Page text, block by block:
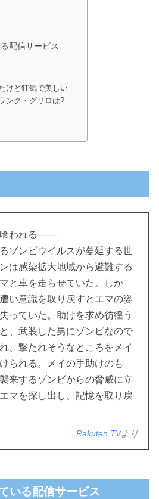
配信サービス
けど狂気で美しい
ンク・グリロは?
喰われる――
ゾンビウイルスが蔓延する世
は感染拡大地域から避難する
と車を走らせていた。しか
い意識を取り戻すとエマの姿
っていた。助けを求め彷徨う
、武装した男にゾンビなので
、撃たれそうなところをメイ
られる。メイの手助けのも
来するゾンビからの脅威に立
マを探し出し、記憶を取り戻
Rakuten TVより
いる配信サービス